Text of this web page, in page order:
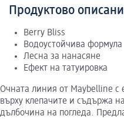
Продуктово
Berry Bliss
Водоустойчива формула
Лесна за нанасяне
Ефект на татуировка
Очната линия от Maybelline с
върху клепачите и съдържа
дълбочина на погледа.